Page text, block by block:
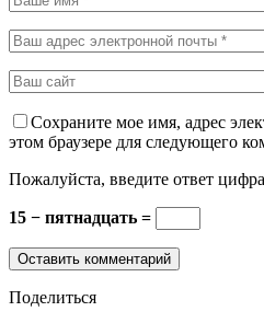
Сохраните мое имя, адрес
этом браузере для следующего
Пожалуйста, введите ответ
15 − пятнадцать =
Поделиться